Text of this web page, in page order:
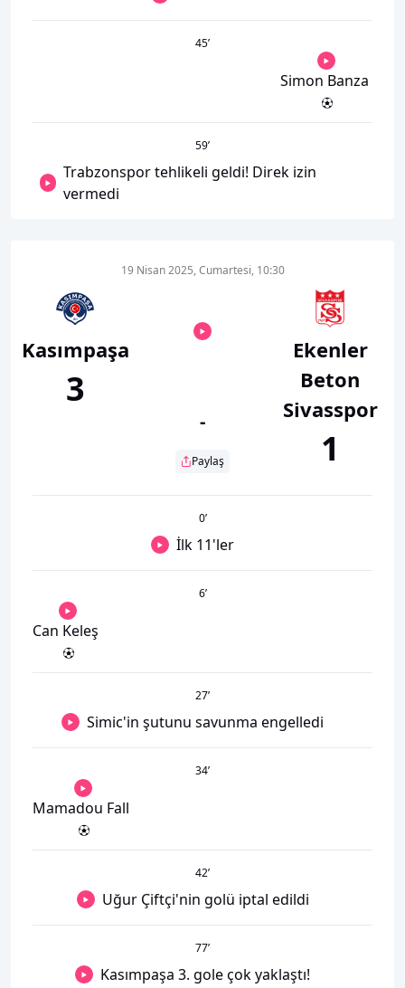
45’
Simon Banza
59’
Trabzonspor tehlikeli geldi! Direk izin
vermedi
Kasımpaşa
3
19 Nisan 2025, Cumartesi, 10:30
-
Paylaş
Ekenler
Beton
Sivasspor
1
0’
İlk 11'ler
6’
Can Keleş
27’
Simic'in şutunu savunma engelledi
34’
Mamadou Fall
42’
Uğur Çiftçi'nin golü iptal edildi
77’
Kasımpaşa 3. gole çok yaklaştı!